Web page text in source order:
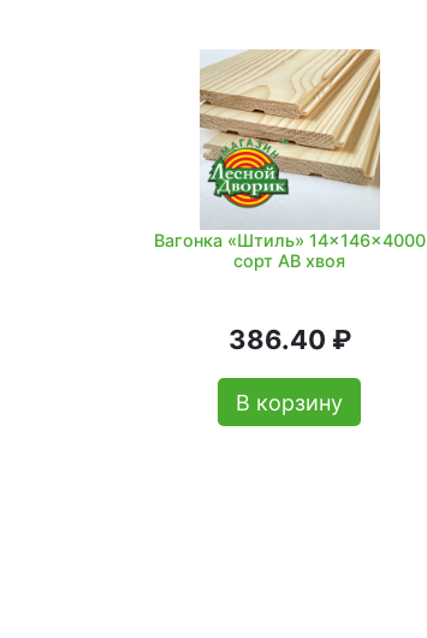
Вагонка «Штиль» 14x146x4000
сорт АВ хвоя
386.40 ₽
В корзину